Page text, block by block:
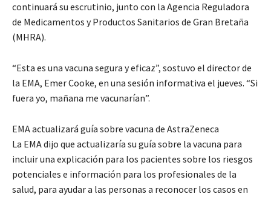
continuará su escrutinio, junto con la Agencia Reguladora
de Medicamentos y Productos Sanitarios de Gran Bretaña
(MHRA).
“Esta es una vacuna segura y eficaz”, sostuvo el director de
la EMA, Emer Cooke, en una sesión informativa el jueves. “Si
fuera yo, mañana me vacunarían”.
EMA actualizará guía sobre vacuna de AstraZeneca
La EMA dijo que actualizaría su guía sobre la vacuna para
incluir una explicación para los pacientes sobre los riesgos
potenciales e información para los profesionales de la
salud, para ayudar a las personas a reconocer los casos en